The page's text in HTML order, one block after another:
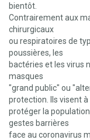
bientôt.
Contrairement aux
chirurgicaux
ou respiratoires de
poussières, les
bactéries et les virus
masques
"grand public" ou
protection. Ils visent à
protéger la
gestes barrières
face au coronavirus